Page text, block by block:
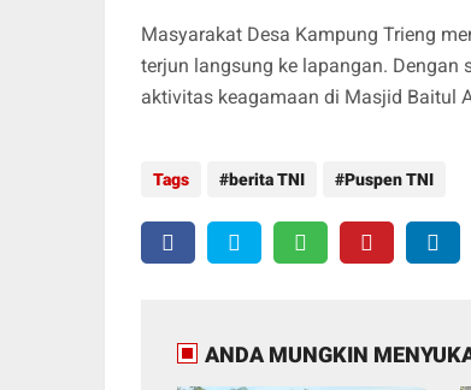
Masyarakat Desa Kampung Trieng
terjun langsung ke lapangan. Dengan
aktivitas keagamaan di Masjid Baitul
Tags berita TNI Puspen TNI
ANDA MUNGKIN